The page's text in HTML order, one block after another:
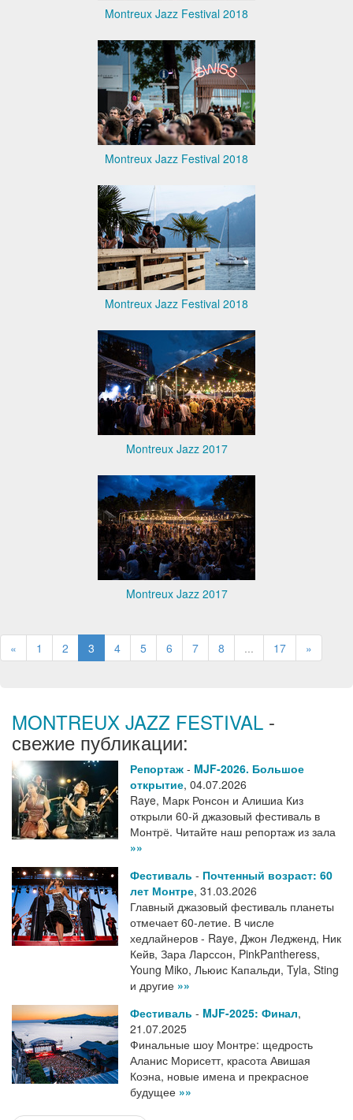
Montreux Jazz Festival 2018
Montreux Jazz Festival 2018
Montreux Jazz Festival 2018
Montreux Jazz 2017
Montreux Jazz 2017
« 1 2 3 4 5 6 7 8 ... 17 »
MONTREUX JAZZ FESTIVAL -
свежие публикации:
Репортаж - MJF-2026. Большое
открытие, 04.07.2026
Raye, Марк Ронсон и Алишиа Киз
открыли 60-й джазовый фестиваль в
Монтрё. Читайте наш репортаж из зала
»»
Фестиваль - Почтенный возраст: 60
лет Монтре, 31.03.2026
Главный джазовый фестиваль планеты
отмечает 60-летие. В числе
хедлайнеров - Raye, Джон Ледженд, Ник
Кейв, Зара Ларссон, PinkPantheress,
Young Miko, Льюис Капальди, Tyla, Sting
и другие »»
Фестиваль - MJF-2025: Финал,
21.07.2025
Финальные шоу Монтре: щедрость
Аланис Морисетт, красота Авишая
Коэна, новые имена и прекрасное
будущее »»